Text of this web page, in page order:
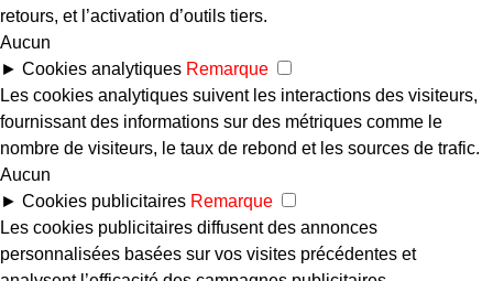
retours, et l’activation d’outils tiers.
Aucun
► Cookies analytiques Remarque
Les cookies analytiques suivent les interactions des visiteurs,
fournissant des informations sur des métriques comme le
nombre de visiteurs, le taux de rebond et les sources de trafic.
Aucun
► Cookies publicitaires Remarque
Les cookies publicitaires diffusent des annonces
personnalisées basées sur vos visites précédentes et